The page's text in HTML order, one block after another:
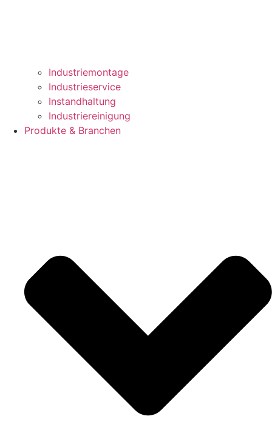
Industriemontage
Industrieservice
Instandhaltung
Industriereinigung
Produkte & Branchen